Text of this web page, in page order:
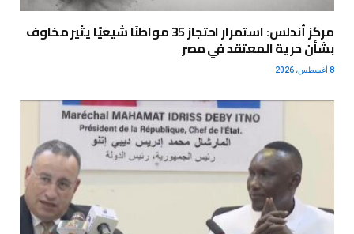
مركز أندلس: استمرار احتجاز 35 مواطنًا شيعيًا يثير مخاوف
بشأن حرية المعتقد في مصر
8 أغسطس، 2026